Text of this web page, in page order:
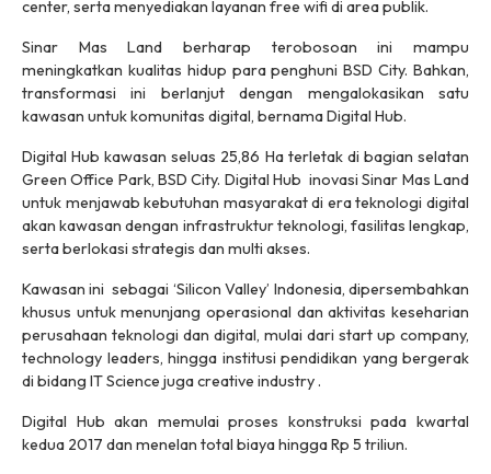
center, serta menyediakan layanan free wifi di area publik.
Sinar Mas Land berharap terobosoan ini mampu
meningkatkan kualitas hidup para penghuni BSD City. Bahkan,
transformasi ini berlanjut dengan mengalokasikan satu
kawasan untuk komunitas digital, bernama Digital Hub.
Digital Hub kawasan seluas 25,86 Ha terletak di bagian selatan
Green Office Park, BSD City. Digital Hub inovasi Sinar Mas Land
untuk menjawab kebutuhan masyarakat di era teknologi digital
akan kawasan dengan infrastruktur teknologi, fasilitas lengkap,
serta berlokasi strategis dan multi akses.
Kawasan ini sebagai ‘Silicon Valley’ Indonesia, dipersembahkan
khusus untuk menunjang operasional dan aktivitas keseharian
perusahaan teknologi dan digital, mulai dari start up company,
technology leaders, hingga institusi pendidikan yang bergerak
di bidang IT Science juga creative industry .
Digital Hub akan memulai proses konstruksi pada kwartal
kedua 2017 dan menelan total biaya hingga Rp 5 triliun.